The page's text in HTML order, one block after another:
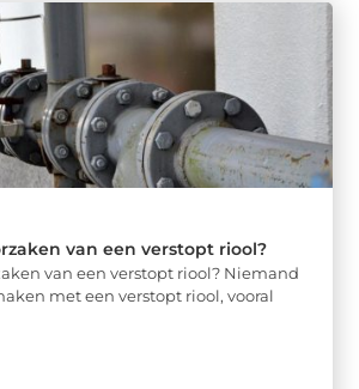
van een verstopt riool?
van een verstopt riool? Niemand
met een verstopt riool, vooral